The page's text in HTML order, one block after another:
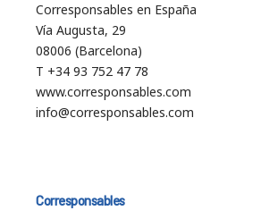
Corresponsables en España
Vía Augusta, 29
08006 (Barcelona)
T +34 93 752 47 78
www.corresponsables.com
info@corresponsables.com
Corresponsables